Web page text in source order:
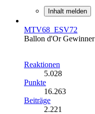
Inhalt melden
MTV68_ESV72
Ballon d'Or Gewinner
Reaktionen
5.028
Punkte
16.263
Beiträge
2.221